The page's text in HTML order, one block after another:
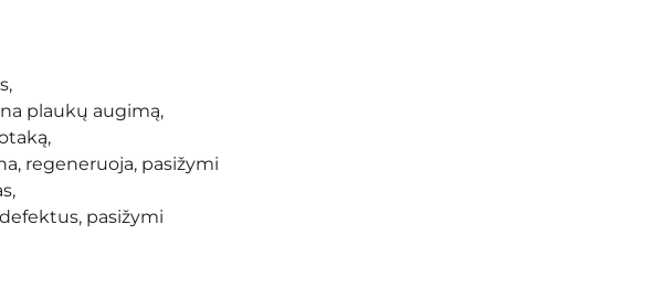
plaukų augimą,
regeneruoja, pasižymi
pasižymi